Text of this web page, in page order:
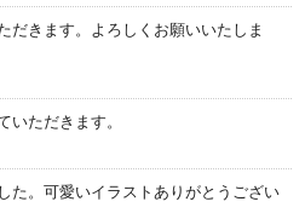
だきます。よろしくお願いいたしま
いただきます。
た。可愛いイラストありがとうござい